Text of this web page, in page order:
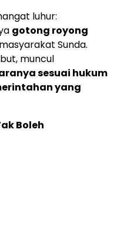
luhur:
gotong royong
Sunda.
muncul
sesuai hukum
yang
Boleh